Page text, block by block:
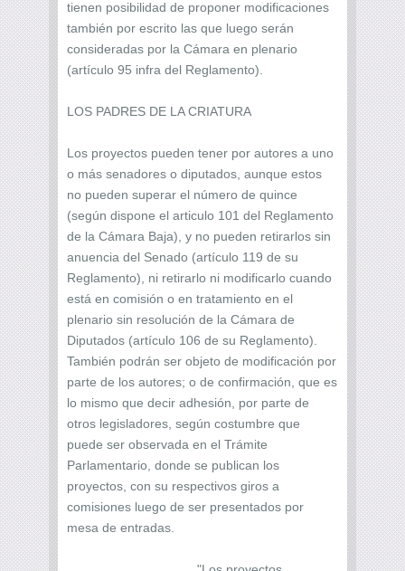
tienen posibilidad de proponer modificaciones
también por escrito las que luego serán
consideradas por la Cámara en plenario
(artículo 95 infra del Reglamento).
LOS PADRES DE LA CRIATURA
Los proyectos pueden tener por autores a uno
o más senadores o diputados, aunque estos
no pueden superar el número de quince
(según dispone el articulo 101 del Reglamento
de la Cámara Baja), y no pueden retirarlos sin
anuencia del Senado (artículo 119 de su
Reglamento), ni retirarlo ni modificarlo cuando
está en comisión o en tratamiento en el
plenario sin resolución de la Cámara de
Diputados (artículo 106 de su Reglamento).
También podrán ser objeto de modificación por
parte de los autores; o de confirmación, que es
lo mismo que decir adhesión, por parte de
otros legisladores, según costumbre que
puede ser observada en el Trámite
Parlamentario, donde se publican los
proyectos, con su respectivos giros a
comisiones luego de ser presentados por
mesa de entradas.